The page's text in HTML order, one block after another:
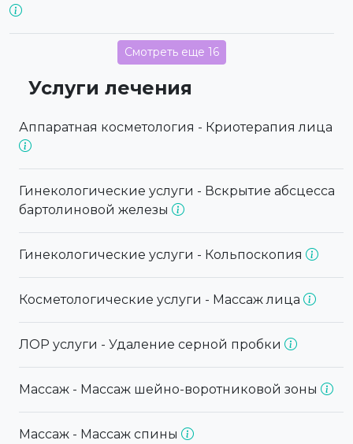
Смотреть еще 16
Услуги лечения
Аппаратная косметология - Криотерапия лица
Гинекологические услуги - Вскрытие абсцесса
бартолиновой железы
Гинекологические услуги - Кольпоскопия
Косметологические услуги - Массаж лица
ЛОР услуги - Удаление серной пробки
Массаж - Массаж шейно-воротниковой зоны
Массаж - Массаж спины